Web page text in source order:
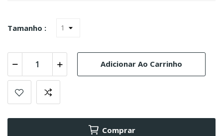
Tamanho :
Adicionar Ao Carrinho
Comprar